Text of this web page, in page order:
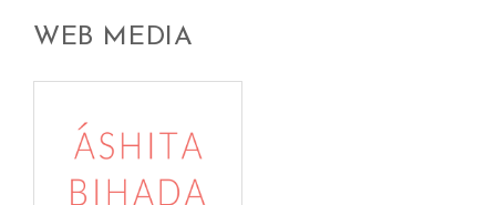
WEB MEDIA